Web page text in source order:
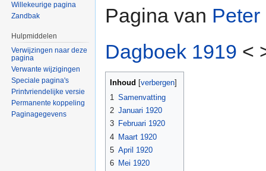
Pagina van Peter
Dagboek 1919 <
Inhoud [verbergen]
1 Samenvatting
2 Januari 1920
3 Februari 1920
4 Maart 1920
5 April 1920
6 Mei 1920
Willekeurige pagina
Zandbak
Hulpmiddelen
Verwijzingen naar deze
pagina
Verwante wijzigingen
Speciale pagina's
Printvriendelijke versie
Permanente koppeling
Paginagegevens